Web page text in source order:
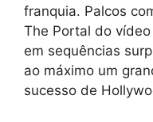
franquia. Palcos
The Portal do
em sequências
ao máximo um
sucesso de